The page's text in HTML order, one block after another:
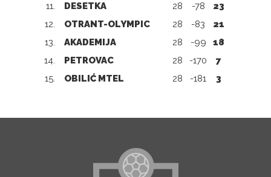
11.
DESETKA 28 -78
23
12.
OTRANT-OLYMPIC 28 -83
21
13.
AKADEMIJA 28 -99
18
14.
PETROVAC 28 -170
7
15.
OBILIĆ MTEL 28 -181 3